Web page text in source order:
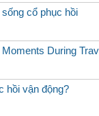
cổ phục hồi
During
hồi vận động?